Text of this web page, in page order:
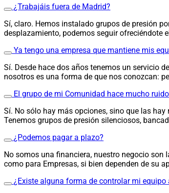
¿Trabajáis fuera de Madrid?
Sí, claro. Hemos instalado grupos de presión
desplazamiento, podemos seguir ofreciéndote
Ya tengo una empresa que mantiene mis
Sí. Desde hace dos años tenemos un servicio
nosotros es una forma de que nos conozcan:
El grupo de mi Comunidad hace mucho
Sí. No sólo hay más opciones, sino que las
Tenemos grupos de presión silenciosos,
¿Podemos pagar a plazo?
No somos una financiera, nuestro negocio
como para Empresas, si bien dependen de su
¿Existe alguna forma de controlar mi equipo